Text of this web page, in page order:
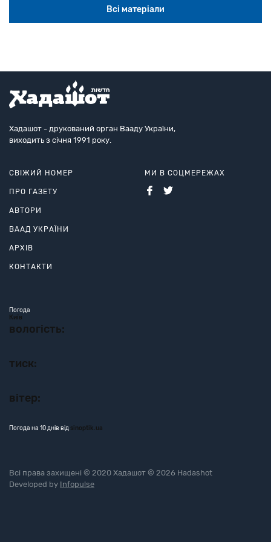
Всі матеріали
Хадашот - друкований орган Вааду України,
виходить з січня 1991 року.
СВІЖИЙ НОМЕР
ПРО ГАЗЕТУ
АВТОРИ
ВААД УКРАЇНИ
АРХІВ
КОНТАКТИ
МИ В СОЦМЕРЕЖАХ
Погода
Київ
вологість:
тиск:
вітер:
Погода на 10 днів від sinoptik.ua
Всі права захищені © 2020 Хадашот © 2026 Hadashot
Developed by Infopulse